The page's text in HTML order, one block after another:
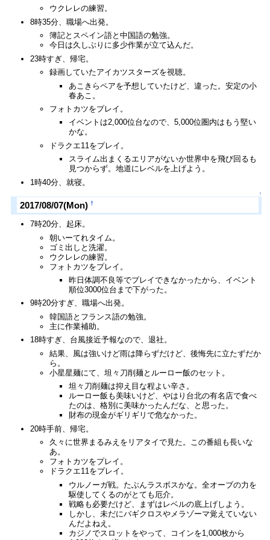
ウクレレの練習。
8時35分、職場へ出発。
簿記とスペイン語と中国語の勉強。
今日は久しぶりに多少作業が立て込んだ。
23時すぎ、帰宅。
録画していたアイカツスターズを視聴。
あこきらペアを予想していたけど、違った。安定の小
春あこ。
フォトカツをプレイ。
イベントは2,000位台なので、5,000位圏内はもう堅い
かな。
ドラクエ11をプレイ。
スライム出まくるエリアがないか世界中を飛び回るも
見つからず。地道にレベルを上げよう。
1時40分、就寝。
↑
2017/08/07(Mon) †
7時20分、起床。
朝いーてれタイム。
ゴミ出しと洗濯。
ウクレレの練習。
フォトカツをプレイ。
昨日体調不良等でプレイできなかったから、イベント
順位3000位台まで下がった。
9時20分すぎ、職場へ出発。
韓国語とフランス語の勉強。
主に作業補助。
18時すぎ、台風接近予報なので、退社。
結果、風は強いけど雨は降らずだけど、後悔先に立たずだか
ら。
小星星麺にて、坦々刀削麺とルーロー飯のセット。
坦々刀削麺は抑え目な程よい辛さ。
ルーロー飯も美味いけど、やはり台北の有名店で食べ
たのは、格別に美味かったんだな、と思った。
財布の現金がギリギリで危なかった。
20時手前、帰宅。
久々に世界まるみえをリアタイで見た。この番組も長いな
あ。
フォトカツをプレイ。
ドラクエ11をプレイ。
ウルノーガ戦。たぶんラスボスかな。全オーブの力を
駆使してくるのがとても厄介。
戦略も必要だけど、まずはレベルの底上げしよう。
しかし、未だにバギクロスやメラゾーマ覚えていない
んだよねえ。
カジノでスロットをやって、コインを1,000枚から